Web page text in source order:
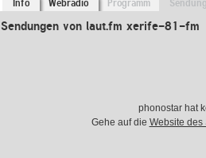
Info Webradio Programm
Sendungen von laut.fm xerife-81-fm
phonostar hat
Gehe auf die Website des